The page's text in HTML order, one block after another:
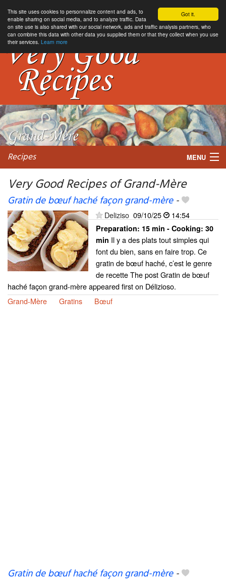
Got it.
This site uses cookies to personnalize content and ads, to
enable sharing on social media, and to analyze traffic. Data
on site use is also shared with our social network, ads and traffic analysis partners, who
can combine this data with other data you supplied them or that they collect when you use
their services. Learn more
Recipes MENU
My favorite blogs
Very Good Recipes of Grand-Mère
Gratin de bœuf haché façon grand-mère-
Deliziso 09/10/25 14:54
Preparation: 15 min - Cooking: 30
min Il y a des plats tout simples qui
font du bien, sans en faire trop. Ce
gratin de bœuf haché, c’est le genre
de recette The post Gratin de bœuf
haché façon grand-mère appeared first on Délizioso.
Grand-Mère
Gratins Bœuf
Gratin de bœuf haché façon grand-mère-